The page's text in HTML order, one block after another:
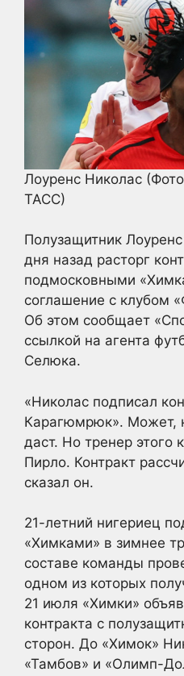
Лоуренс Николас
ТАСС)
Полузащитник
дня назад расторг
подмосковными
соглашение с клубом
Об этом сообщает
ссылкой на агента
Селюка.
«Николас подписал
Карагюмрюк». Может,
даст. Но тренер этого
Пирло. Контракт
сказал он.
21-летний нигериец
«Химками» в зимнее
составе команды
одном из которых
21 июля «Химки»
контракта с
сторон. До «Химок»
«Тамбов» и «Олимп-